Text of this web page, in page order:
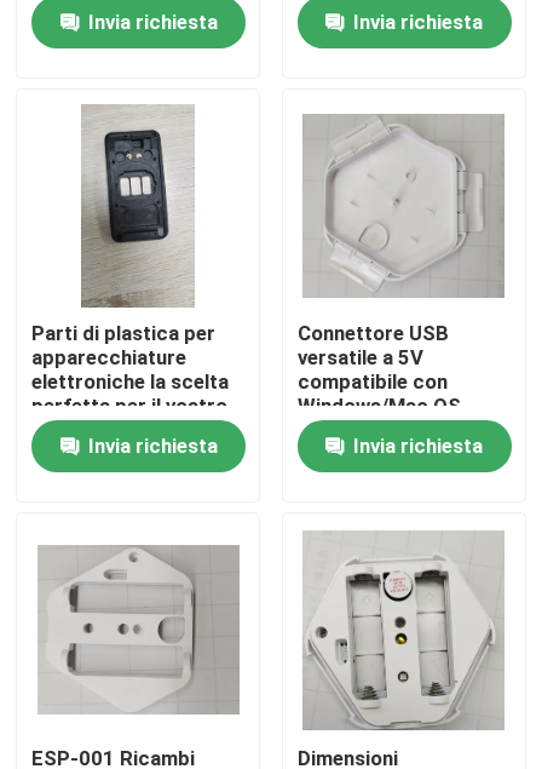
Prodotti
Video
Chi siamo
Fatory Tour
Controllo di qualità
parti stampate ad iniezione
parti modellate di plastica
Stampaggio ad iniezione di precisione
Invia richiesta
Invia richiesta
Parti di plastica per
apparecchiature
elettroniche la scelta
perfetta per il vostro
business
Invia richiesta
Connettore USB
versatile a 5V
compatibile con
Windows/Mac OS
Disponibile con marca
personalizzata
Invia richiesta
ESP-001 Ricambi Dimensioni